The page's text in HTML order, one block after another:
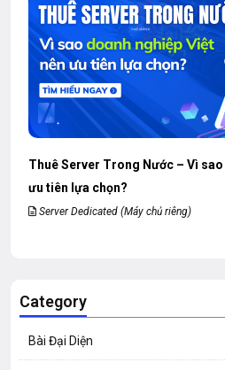
Thuê Server Trong Nước – Vì
ưu tiên lựa chọn?
Server Dedicated (Máy chủ riêng)
Category
Bài Đại Diện